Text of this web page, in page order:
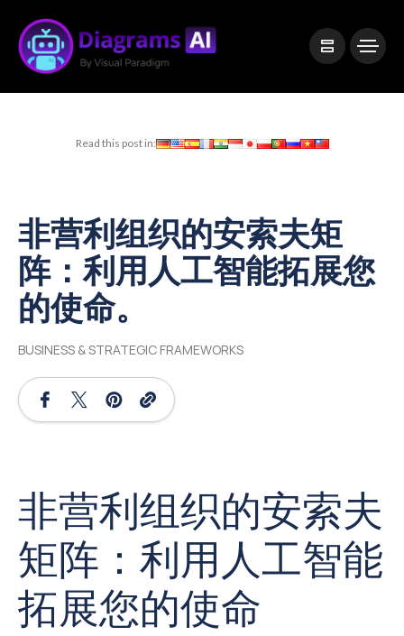
Read this post in:
非营利组织的安索夫矩
阵：利用人工智能拓展您
的使命。
BUSINESS & STRATEGIC FRAMEWORKS
非营利组织的安索夫
矩阵：利用人工智能
拓展您的使命